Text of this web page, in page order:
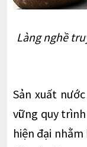
Làng nghề
Sản xuất
vững quy
hiện đại